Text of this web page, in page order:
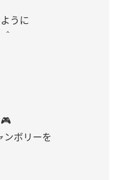
うに
ンボリーを